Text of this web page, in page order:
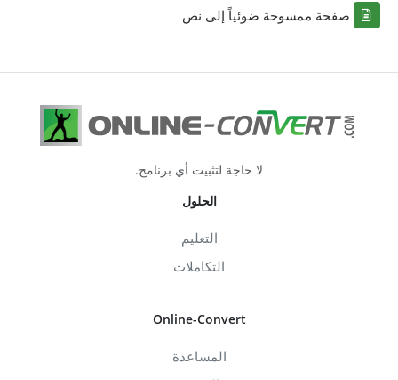
صفحة ممسوحة ضوئياً إلى نص
لا حاجة لتثبيت أي برنامج.
الحلول
التعليم
التكاملات
Online-Convert
المساعدة